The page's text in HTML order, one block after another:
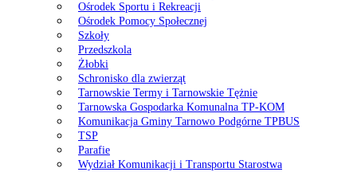
Ośrodek Sportu i Rekreacji
Ośrodek Pomocy Społecznej
Szkoły
Przedszkola
Żłobki
Schronisko dla zwierząt
Tarnowskie Termy i Tarnowskie Tężnie
Tarnowska Gospodarka Komunalna TP-KOM
Komunikacja Gminy Tarnowo Podgórne TPBUS
TSP
Parafie
Wydział Komunikacji i Transportu Starostwa